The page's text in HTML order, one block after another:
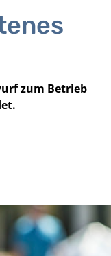
zum Betrieb